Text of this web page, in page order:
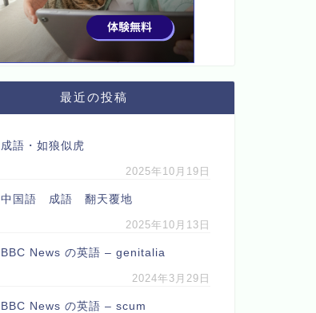
最近の投稿
成語・如狼似虎
2025年10月19日
中国語 成語 翻天覆地
2025年10月13日
BBC News の英語 – genitalia
2024年3月29日
BBC News の英語 – scum